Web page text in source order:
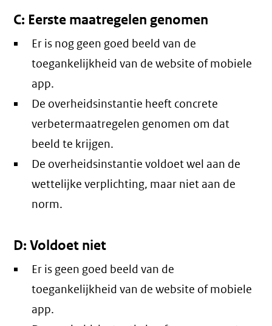
C: Eerste maatregelen genomen
Er is nog geen goed beeld van de
toegankelijkheid van de website of mobiele
app.
De overheidsinstantie heeft concrete
verbetermaatregelen genomen om dat
beeld te krijgen.
De overheidsinstantie voldoet wel aan de
wettelijke verplichting, maar niet aan de
norm.
D: Voldoet niet
Er is geen goed beeld van de
toegankelijkheid van de website of mobiele
app.